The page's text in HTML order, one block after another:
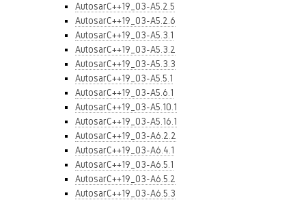
AutosarC++19_03-A5.2.5
AutosarC++19_03-A5.2.6
AutosarC++19_03-A5.3.1
AutosarC++19_03-A5.3.2
AutosarC++19_03-A5.3.3
AutosarC++19_03-A5.5.1
AutosarC++19_03-A5.6.1
AutosarC++19_03-A5.10.1
AutosarC++19_03-A5.16.1
AutosarC++19_03-A6.2.2
AutosarC++19_03-A6.4.1
AutosarC++19_03-A6.5.1
AutosarC++19_03-A6.5.2
AutosarC++19_03-A6.5.3